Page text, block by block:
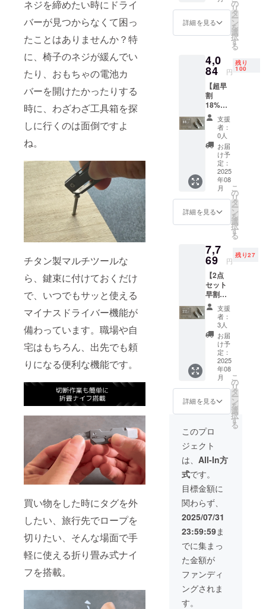
ネジを締めたい時にドライ
バーが見つからなくて困っ
たことはありませんか？特
に、椅子のネジが緩んでい
たり、おもちゃの電池カ
バーを開けたかったりする
時に、わざわざ工具箱を探
しに行くのは面倒ですよ
ね。
チタン製マルチツールな
ら、鍵束に付けておくだけ
で、いつでもサッと使える
マイナスドライバー機能が
備わっています。職場や自
宅はもちろん、出先でも頼
りになる便利な機能です。
買い物をした時にタグを外
したい、旅行先でロープを
切りたい、そんな場面で手
軽に使える折り畳み式ナイ
フを搭載。
の目標であ
り、これか
らも未来に
らに良い商
品をお届け
し続けま
(税込) ※
消費税
込み ※
デザイ
様は変
更にな
る可能
性もご
ざいま
す。ご
了承く
ださ
い。 ※
ご注文
状況、
使用部
材の供
給状
況、製
造工程
上の都
が遅れ
る場合
があり
ます。
【注意
書き】
「正当
な理由
なく刃
物を携
帯する
行為
は、銃
砲刀剣
類所持
等取締
法第22
法第1条
より禁
止され
ていま
す。 ま
た、18
歳未満
の方は
本プロ
トを支
援する
ことは
できま
せん。
詳細を見る
の
リ
タ
ー
ン
を
選
択
す
る
4,0
84 円
残り
100
【超早
割
18%OF
F】 チ
タン製
マルチ
ツール
販売予
定価
格：
4,980円
(税込) ※
消費税
込み ※
デザイ
様は変
更にな
る可能
性もご
ざいま
す。ご
了承く
ださ
い。 ※
ご注文
状況、
使用部
材の供
給状
況、製
造工程
上の都
荷時期
が遅れ
る場合
があり
ます。
【注意
書き】
「正当
な理由
なく刃
物を携
帯する
行為
は、銃
砲刀剣
類所持
等取締
法第22
支援
者：
0人
お届
け予
定：
2025
年08
月
詳細を見る
こ
の
リ
タ
ー
ン
を
選
択
す
る
7,7
69 円
残り27
【2点
セット
早割
22%OF
F】 チ
タン製
マルチ
ツール
販売予
定価
格：
9,960円
(税込) ※
消費税
込み ※
デザイ
ン・仕
様は変
更にな
る可能
性もご
ざいま
す。ご
了承く
ださ
い。 ※
ご注文
状況、
使用部
材の供
給状
況、製
造工程
支援
者：
3人
お届
け予
定：
2025
年08
月
詳細を見る
こ
の
リ
タ
ー
ン
を
選
択
す
る
このプロ
ジェクト
は、 All-In方
式です。
目標金額に
関わらず、
2025/07/31
23:59:59ま
でに集まっ
た金額が
ファンディ
ングされま
す。